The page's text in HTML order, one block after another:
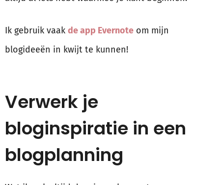
Ik gebruik vaak de app Evernote om mijn
blogideeën in kwijt te kunnen!
Verwerk je
bloginspiratie in een
blogplanning